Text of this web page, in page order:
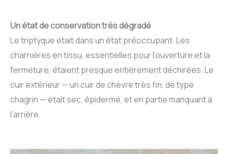
Un état de conservation très dégradé
Le triptyque était dans un état préoccupant. Les
charnières en tissu, essentielles pour l’ouverture et la
fermeture, étaient presque entièrement déchirées. Le
cuir extérieur — un cuir de chèvre très fin, de type
chagrin — était sec, épidermé, et en partie manquant à
l’arrière.